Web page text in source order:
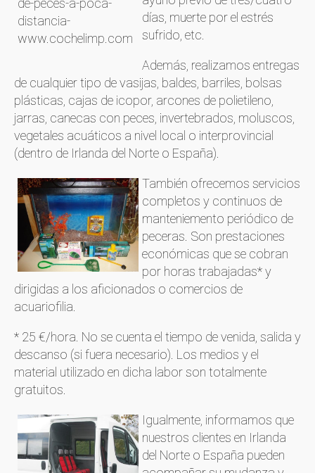
días, muerte por el estrés
sufrido, etc.
Además, realizamos entregas
de cualquier tipo de vasijas, baldes, barriles, bolsas
plásticas, cajas de icopor, arcones de polietileno,
jarras, canecas con peces, invertebrados, moluscos,
vegetales acuáticos a nivel local o interprovincial
(dentro de Irlanda del Norte o España).
También ofrecemos servicios
completos y continuos de
manteniemento periódico de
peceras. Son prestaciones
económicas que se cobran
por horas trabajadas* y
dirigidas a los aficionados o comercios de
acuariofilia.
* 25 €/hora. No se cuenta el tiempo de venida, salida y
descanso (si fuera necesario). Los medios y el
material utilizado en dicha labor son totalmente
gratuitos.
Igualmente, informamos que
nuestros clientes en Irlanda
del Norte o España pueden